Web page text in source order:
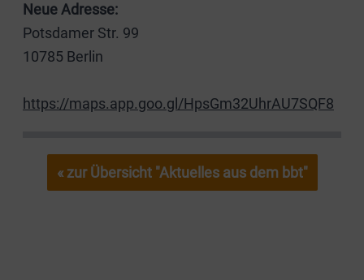
Neue Adresse:
Potsdamer Str. 99
10785 Berlin
https://maps.app.goo.gl/HpsGm32UhrAU7SQF8
« zur Übersicht "Aktuelles aus dem bbt"